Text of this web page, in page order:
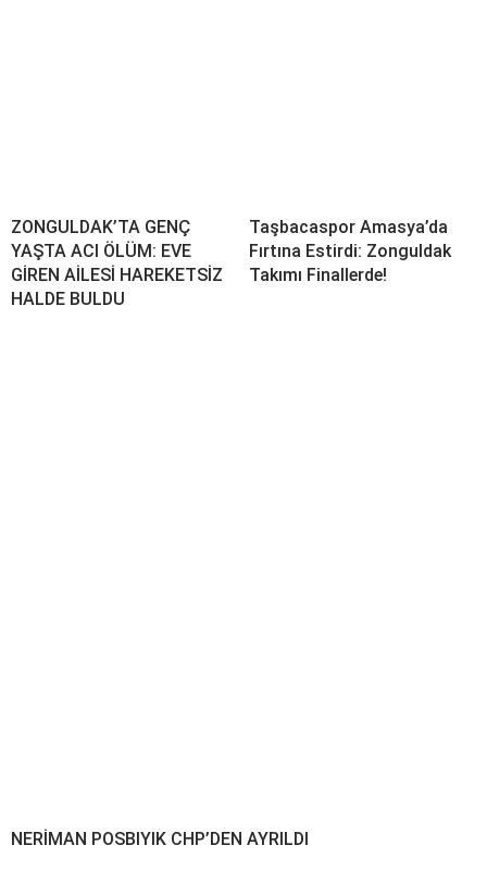
ZONGULDAK’TA GENÇ
YAŞTA ACI ÖLÜM: EVE
GİREN AİLESİ HAREKETSİZ
HALDE BULDU
Taşbacaspor Amasya’da
Fırtına Estirdi: Zonguldak
Takımı Finallerde!
NERİMAN POSBIYIK CHP’DEN AYRILDI